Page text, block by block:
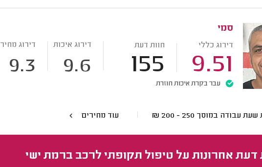
סמי
דירוג כללי
9.51
חוות דעת
155
דירוג איכות
9.6
דירוג מחיר
9.3
עבר בקרת איכות חוזרת
שעת עבודה במוסך 250 - 200
₪ עוד מחירים
דעת אחרונות על טיפול תקופתי לרכב ברמת ישי